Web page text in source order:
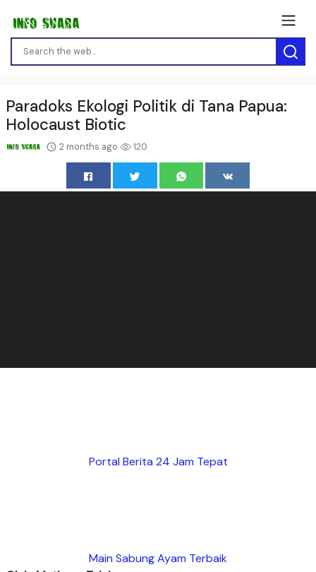
Paradoks Ekologi Politik di Tana Papua:
Holocaust Biotic
2 months ago 120
Portal Berita 24 Jam Tepat
Main Sabung Ayam Terbaik